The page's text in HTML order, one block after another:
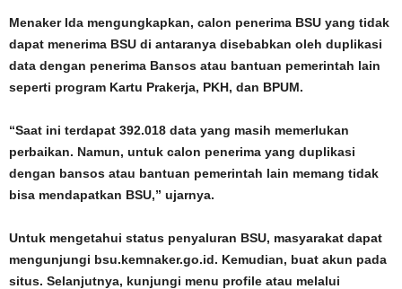
Menaker Ida mengungkapkan, calon penerima BSU yang tidak
dapat menerima BSU di antaranya disebabkan oleh duplikasi
data dengan penerima Bansos atau bantuan pemerintah lain
seperti program Kartu Prakerja, PKH, dan BPUM.
“Saat ini terdapat 392.018 data yang masih memerlukan
perbaikan. Namun, untuk calon penerima yang duplikasi
dengan bansos atau bantuan pemerintah lain memang tidak
bisa mendapatkan BSU,” ujarnya.
Untuk mengetahui status penyaluran BSU, masyarakat dapat
mengunjungi bsu.kemnaker.go.id. Kemudian, buat akun pada
situs. Selanjutnya, kunjungi menu profile atau melalui